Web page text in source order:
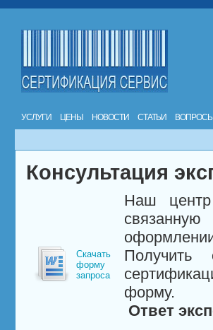
УСЛУГИ ЦЕНЫ НОВОСТИ СТАТЬИ ВОПРОСЫ
Консультация
Скачать
форму
запроса
Наш центр
форму.
Ответ